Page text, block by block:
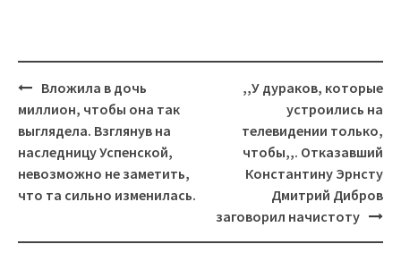
Навигация
Вложила в дочь
миллион, чтобы она так
выглядела. Взглянув на
наследницу Успенской,
невозможно не заметить,
что та сильно изменилась.
,,У дураков, которые
устроились на
телевидении только,
чтобы,,. Отказавший
Константину Эрнсту
Дмитрий Дибров
заговорил начистоту